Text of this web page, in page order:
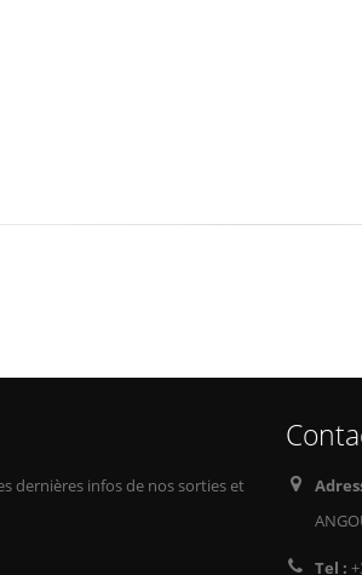
dernières infos de nos sorties et
Tel :